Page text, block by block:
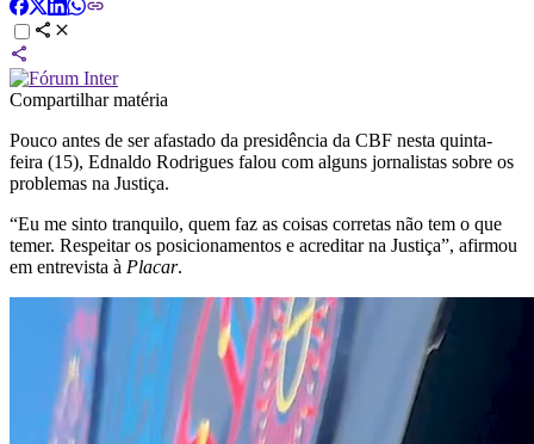
Compartilhar matéria
Pouco antes de ser afastado da presidência da CBF nesta quinta-
feira (15), Ednaldo Rodrigues falou com alguns jornalistas sobre os
problemas na Justiça.
“Eu me sinto tranquilo, quem faz as coisas corretas não tem o que
temer. Respeitar os posicionamentos e acreditar na Justiça”, afirmou
em entrevista à Placar.